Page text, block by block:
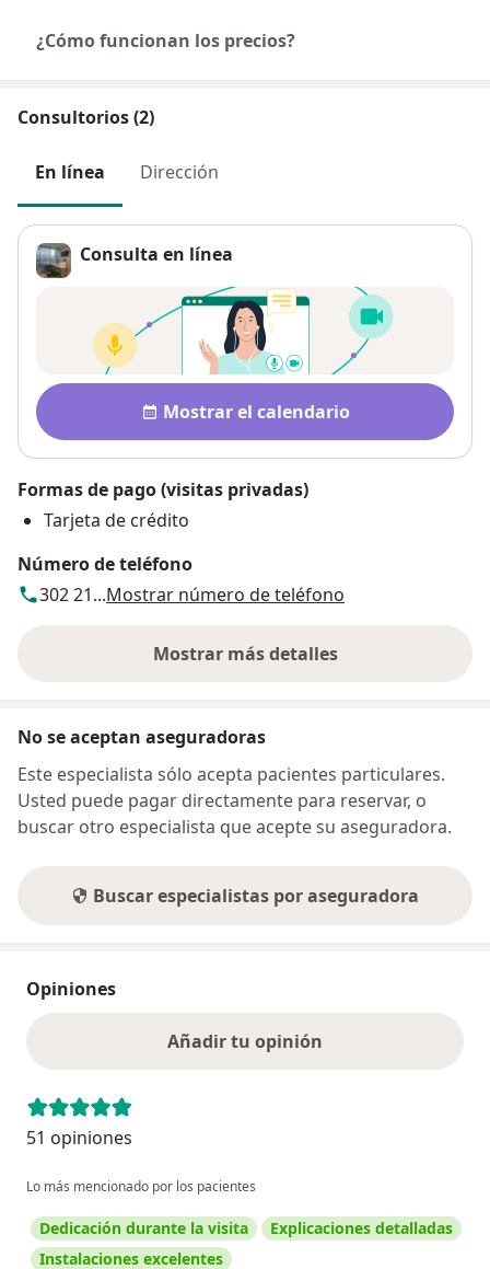
¿Cómo funcionan los precios?
Consultorios (2)
En línea Dirección
Consulta en línea
Pago después de la consulta
Disponibilidad
Mostrar el calendario
Formas de pago (visitas privadas)
Tarjeta de crédito
Número de teléfono
302 21...Mostrar número de teléfono
Mostrar más detalles
sobre la dirección
No se aceptan aseguradoras
Este especialista sólo acepta pacientes particulares.
Usted puede pagar directamente para reservar, o
buscar otro especialista que acepte su aseguradora.
Buscar especialistas por aseguradora
Opiniones
Añadir tu opinión
51 opiniones
Lo más mencionado por los pacientes
Dedicación durante la visita
Explicaciones detalladas
Instalaciones excelentes